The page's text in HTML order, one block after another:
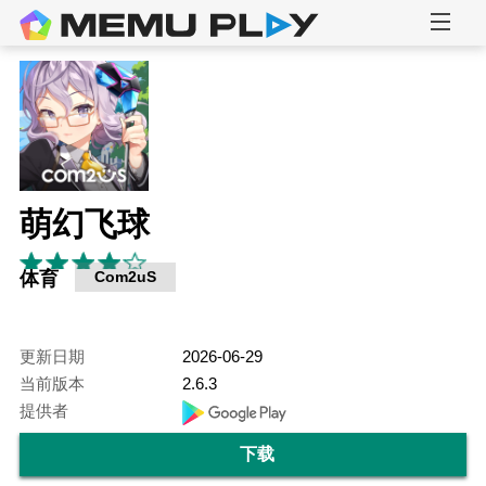
萌幻飞球
体育 Com2uS
更新日期
2026-06-29
当前版本
2.6.3
提供者
下载